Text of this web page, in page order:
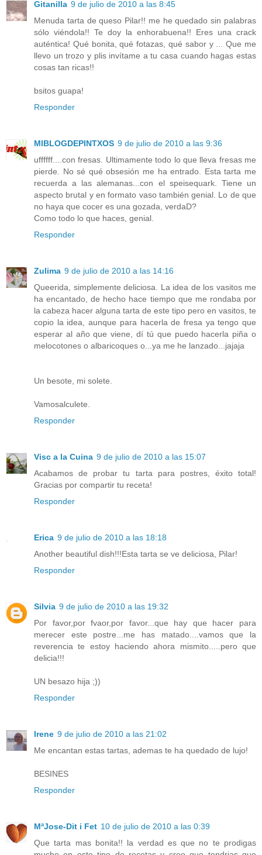
Gitanilla 9 de julio de 2010 a las 8:45
Menuda tarta de queso Pilar!! me he quedado sin palabras
sólo viéndola!! Te doy la enhorabuena!! Eres una crack
auténtica! Qué bonita, qué fotazas, qué sabor y ... Que me
llevo un trozo y plis invítame a tu casa cuando hagas estas
cosas tan ricas!!
bsitos guapa!
Responder
MIBLOGDEPINTXOS 9 de julio de 2010 a las 9:36
uffffff....con fresas. Ultimamente todo lo que lleva fresas me
pierde. No sé qué obsesión me ha entrado. Esta tarta me
recuerda a las alemanas...con el speisequark. Tiene un
aspecto brutal y en formato vaso también genial. Lo de que
no haya que cocer es una gozada, verdaD?
Como todo lo que haces, genial.
Responder
Zulima 9 de julio de 2010 a las 14:16
Queerida, simplemente deliciosa. La idea de los vasitos me
ha encantado, de hecho hace tiempo que me rondaba por
la cabeza hacer alguna tarta de este tipo pero en vasitos, te
copio la idea, aunque para hacerla de fresa ya tengo que
esperar al año que viene, dí tú que puedo hacerla piña o
melocotones o albaricoques o...ya me he lanzado...jajaja
Un besote, mi solete.
Vamosalculete.
Responder
Visc a la Cuina 9 de julio de 2010 a las 15:07
Acabamos de probar tu tarta para postres, éxito total!
Gracias por compartir tu receta!
Responder
Erica 9 de julio de 2010 a las 18:18
Another beautiful dish!!!Esta tarta se ve deliciosa, Pilar!
Responder
Silvia 9 de julio de 2010 a las 19:32
Por favor,por fvaor,por favor...que hay que hacer para
merecer este postre...me has matado....vamos que la
reverencia te estoy haciendo ahora mismito.....pero que
delicia!!!
UN besazo hija ;))
Responder
Irene 9 de julio de 2010 a las 21:02
Me encantan estas tartas, ademas te ha quedado de lujo!
BESINES
Responder
MªJose-Dit i Fet 10 de julio de 2010 a las 0:39
Que tarta mas bonita!! la verdad es que no te prodigas